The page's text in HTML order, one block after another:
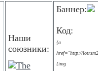
Наши
союзники:
Баннер:
Код:
{a
href="http://
{img